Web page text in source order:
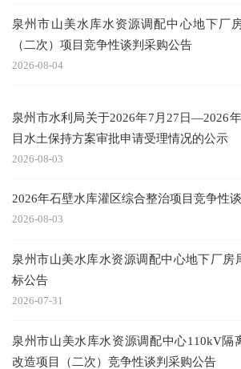
泉州市山美水库水资源调配中心地下厂
（二次）项目竞争性谈判采购公告
2026-08-04
泉州市水利局关于2026年7月27日—2026
目水土保持方案审批申请受理情况的公示
2026-08-03
2026年石壁水库灌区综合整治项目竞争性
2026-08-03
泉州市山美水库水资源调配中心地下厂房
标公告
2026-07-31
泉州市山美水库水资源调配中心110kV隔
改造项目（二次）竞争性谈判采购公告